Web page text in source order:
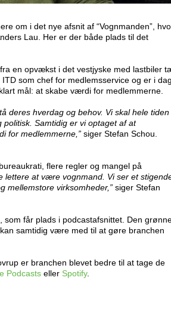
om i det nye afsnit af “Vognmanden”,
Lau. Her er der både plads til det
en opvækst i det vestjyske med lastbiler
som chef for medlemsservice og er i dag
mål: at skabe værdi for medlemmerne.
deres hverdag og behov. Vi skal hele tiden
Samtidig er vi optaget af at
for medlemmerne,” siger Stefan Schou.
flere regler og mangel på
lettere at være vognmand. Vi ser et
mellemstore virksomheder,” siger Stefan
får plads i podcastafsnittet. Den
samtidig være med til at gøre branchen
er branchen blevet bedre til at tage de
Podcasts eller Spotify.